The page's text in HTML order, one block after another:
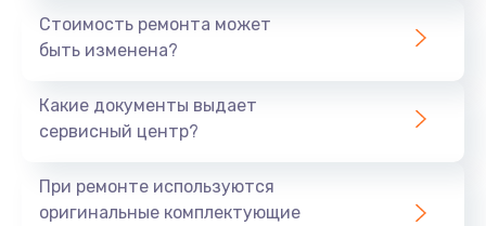
не работают порты и разъемы;
устройство перегревается;
Мы понимаем, как важно иметь работоспособный
качественный ремонт любых моделей независимо
от их года выпуска.
Стоимость ремонта может
быть изменена?
Какие документы выдает
сервисный центр?
При ремонте используются
оригинальные комплектующие